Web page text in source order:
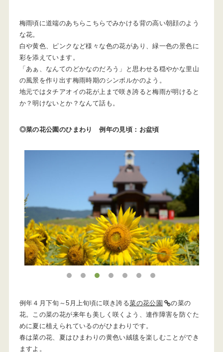
梅雨頃に道端のあちらこちらでみかける背の高い朝顔のよう
な花。
白や黄色、ピンクなど様々な色の花があり、緑一色の景色に
彩を添えています。
「あぁ、なんてのどかなのだろう」と思わせる穏やかな里山
の風景を作り出す梅雨時期のシンボルかのよう。
地元ではタチアオイの花が上まで咲き誇ると梅雨が明けると
か？明けないとか？なんて話も。
◎菜の花公園のひまわり 例年の見頃：お盆頃
例年４月下旬～5月上旬頃に咲き誇る菜の花公園
の菜の
花。この菜の花が来年も美しく咲くよう、連作障害を防ぐた
めに夏に植えられているのがひまわりです。
春は菜の花、夏はひまわりの黄色い絨毯を楽しむことができ
ますよ。